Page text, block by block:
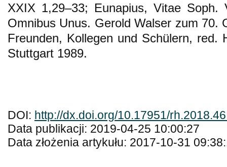
XXIX 1,29–33; Eunapius, Vitae
Omnibus Unus. Gerold Walser zum 70.
Freunden, Kollegen und Schülern, red.
Stuttgart 1989.
DOI: http://dx.doi.org/10.17951/
Data publikacji: 2019-04-25 10:00:27
Data złożenia artykułu: 2017-10-31